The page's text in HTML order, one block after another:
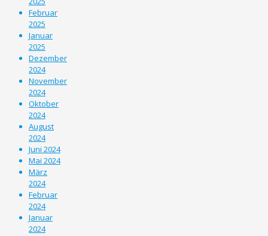
Februar
2025
Januar
2025
Dezember
2024
November
2024
Oktober
2024
August
2024
Juni 2024
Mai 2024
März
2024
Februar
2024
Januar
2024